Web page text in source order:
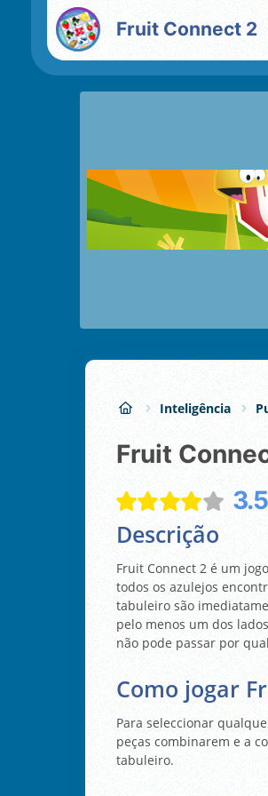
Fruit Connect 2
Inteligência
Fruit
3.5
Descrição
Fruit Connect 2 é um
todos os azulejos
tabuleiro são
pelo menos um dos
não pode passar por
Como jogar
Para seleccionar
peças combinarem e a
tabuleiro.